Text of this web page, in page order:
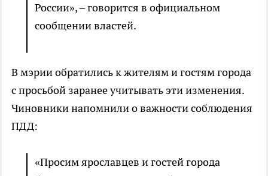
России», – говорится в официальном
сообщении властей.
В мэрии обратились к жителям и гостям города
с просьбой заранее учитывать эти изменения.
Чиновники напомнили о важности соблюдения
ПДД:
«Просим ярославцев и гостей города